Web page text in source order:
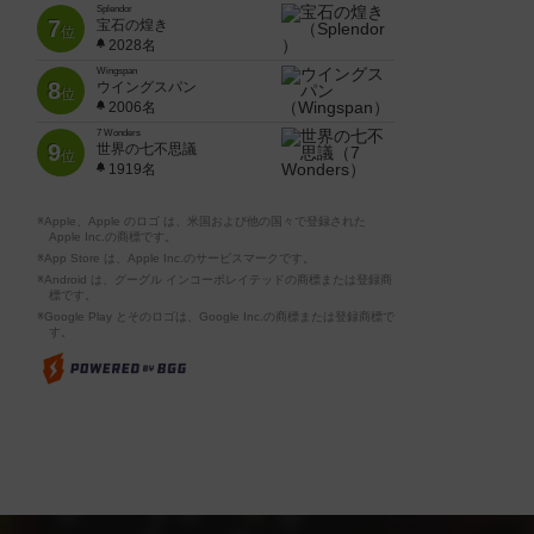
7位
Splendor
宝石の煌き
2028名
8位
Wingspan
ウイングスパン
2006名
9位
7 Wonders
世界の七不思議
1919名
※Apple、Apple のロゴ は、米国および他の国々で登録された
Apple Inc.の商標です。
※App Store は、Apple Inc.のサービスマークです。
※Android は、グーグル インコーポレイテッドの商標または登録商
標です。
※Google Play とそのロゴは、Google Inc.の商標または登録商標で
す。